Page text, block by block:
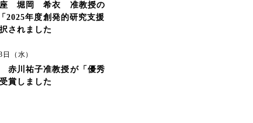
座 堀岡 希衣 准教授の
2025年度創発的研究支援
されました
（水）
赤川祐子准教授が「優秀
賞しました